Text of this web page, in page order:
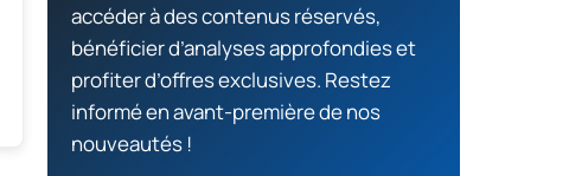
accéder à des contenus réservés,
bénéficier d’analyses approfondies et
profiter d’offres exclusives. Restez
informé en avant-première de nos
nouveautés !